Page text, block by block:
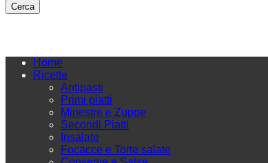
Cerca
Home
Ricette
Antipasti
Primi piatti
Minestre e Zuppe
Secondi Piatti
Insalate
Focacce e Torte salate